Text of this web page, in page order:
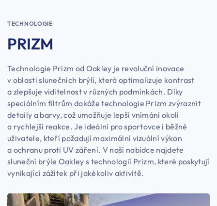
TECHNOLOGIE
PRIZM
Technologie Prizm od Oakley je revoluční inovace
v oblasti slunečních brýlí, která optimalizuje kontrast
a zlepšuje viditelnost v různých podmínkách. Díky
speciálním filtrům dokáže technologie Prizm zvýraznit
detaily a barvy, což umožňuje lepší vnímání okolí
a rychlejší reakce. Je ideální pro sportovce i běžné
uživatele, kteří požadují maximální vizuální výkon
a ochranu proti UV záření. V naší nabídce najdete
sluneční brýle Oakley s technologií Prizm, které poskytují
vynikající zážitek při jakékoliv aktivitě.